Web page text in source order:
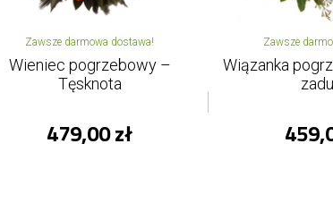
Zawsze darmowa dostawa!
Wieniec pogrzebowy –
Tęsknota
479,00 zł
Zawsze
Wiązanka